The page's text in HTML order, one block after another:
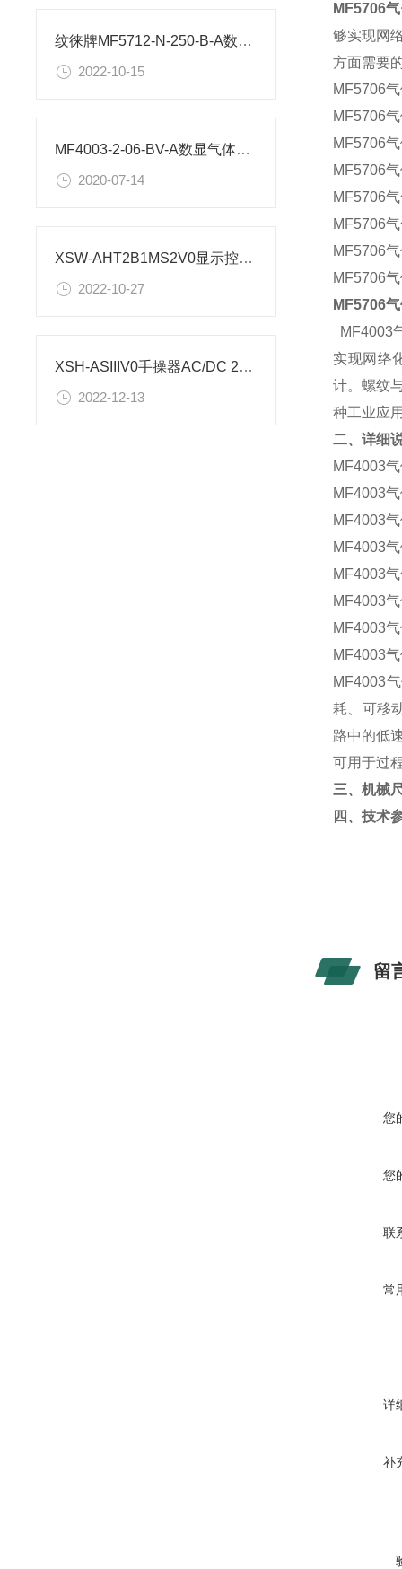
纹徕牌MF5712-N-250-B-A数显气体流量计工作原理
2022-10-15
MF4003-2-06-BV-A数显气体流量计尺寸
2020-07-14
XSW-AHT2B1MS2V0显示控制仪Modbus-RTU协议
2022-10-27
XSH-ASIIIV0手操器AC/DC 220V厂家参数
2022-12-13
MF5706
够实现网
方面需要
MF5706
MF5706
MF5706
MF5706
MF5706
MF5706
MF5706
MF5706
MF5706
MF4003
实现网络
计。螺纹
种工业应
二、详细
MF4003
MF4003
MF4003
MF4003
MF4003
MF4003
MF4003
MF4003
MF4003
耗、可移
路中的低
可用于过
三、机械
四、技术
留
您
您
联
常
详
补